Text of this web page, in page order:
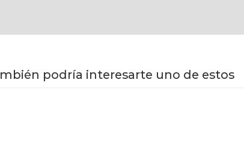
podría interesarte uno de estos